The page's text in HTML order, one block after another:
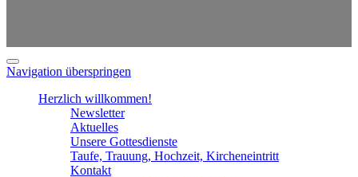
Navigation überspringen
Herzlich willkommen!
Newsletter
Aktuelles
Unsere Gottesdienste
Taufe, Trauung, Hochzeit, Kircheneintritt
Kontakt